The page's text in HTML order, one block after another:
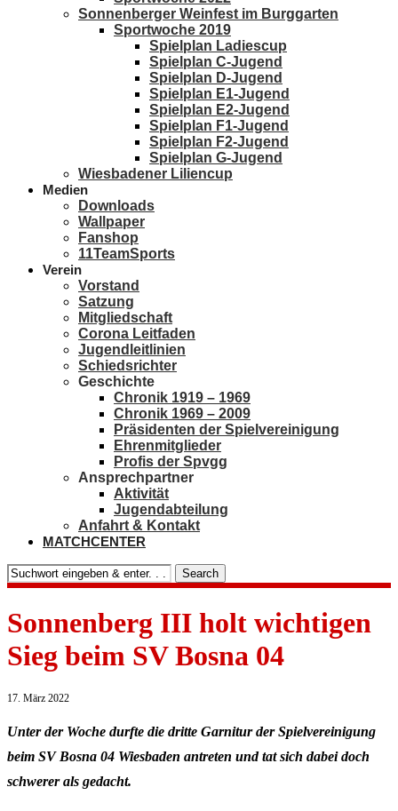
Sonnenberger Weinfest im Burggarten
Sportwoche 2019
Spielplan Ladiescup
Spielplan C-Jugend
Spielplan D-Jugend
Spielplan E1-Jugend
Spielplan E2-Jugend
Spielplan F1-Jugend
Spielplan F2-Jugend
Spielplan G-Jugend
Wiesbadener Liliencup
Medien
Downloads
Wallpaper
Fanshop
11TeamSports
Verein
Vorstand
Satzung
Mitgliedschaft
Corona Leitfaden
Jugendleitlinien
Schiedsrichter
Geschichte
Chronik 1919 – 1969
Chronik 1969 – 2009
Präsidenten der Spielvereinigung
Ehrenmitglieder
Profis der Spvgg
Ansprechpartner
Aktivität
Jugendabteilung
Anfahrt & Kontakt
MATCHCENTER
Search
Sonnenberg III holt wichtigen
Sieg beim SV Bosna 04
17. März 2022
Unter der Woche durfte die dritte Garnitur der Spielvereinigung
beim SV Bosna 04 Wiesbaden antreten und tat sich dabei doch
schwerer als gedacht.